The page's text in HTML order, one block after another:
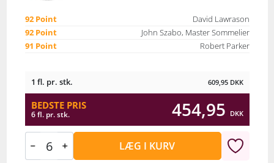
92 Point
David Lawrason
92 Point
John Szabo, Master Sommelier
91 Point
Robert Parker
1 fl. pr. stk. 609,95 DKK
BEDSTE PRIS
6 fl. pr. stk. 454,95 DKK
LÆG I KURV